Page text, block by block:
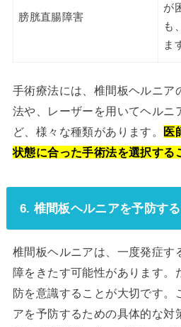
膀胱直腸障害
が
も
ま
手術療法には、椎間板ヘルニア
法や、レーザーを用いてヘルニ
ど、様々な種類があります。 医
状態に合った手術法を選択する
6. 椎間板ヘルニアを予防す
椎間板ヘルニアは、一度発症す
障をきたす可能性があります。
防を意識することが大切です。
アを予防するための具体的な対